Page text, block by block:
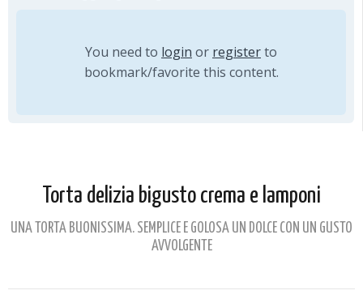
You need to login or registerto
bookmark/favorite this content.
Torta delizia bigusto crema e lamponi
UNA TORTA BUONISSIMA. SEMPLICE E GOLOSA UN DOLCE CON UN GUSTO
AVVOLGENTE